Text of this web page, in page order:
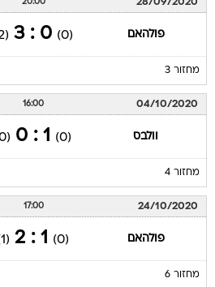
20:00
פולהאם (0)
0 : 3
(2)
מחזור 3
04/10/2020
16:00
וולבס (0)
1 : 0
(0)
מחזור 4
24/10/2020
17:00
פולהאם (0)
1 : 2
(1)
מחזור 6